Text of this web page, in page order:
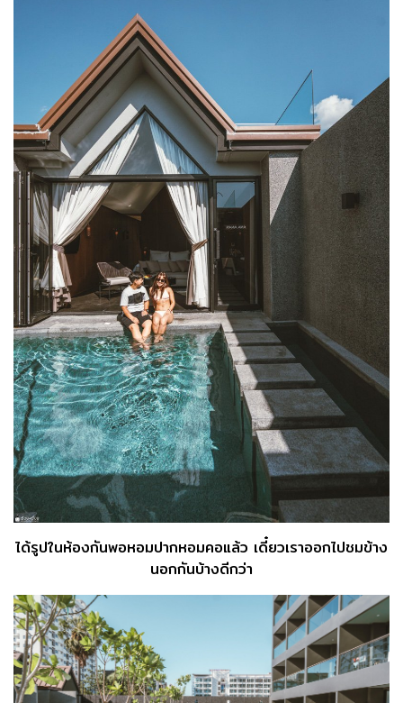
ได้รูปในห้องกันพอหอมปากหอมคอแล้ว เดี๋ยวเราออกไปชมข้าง
นอกกันบ้างดีกว่า